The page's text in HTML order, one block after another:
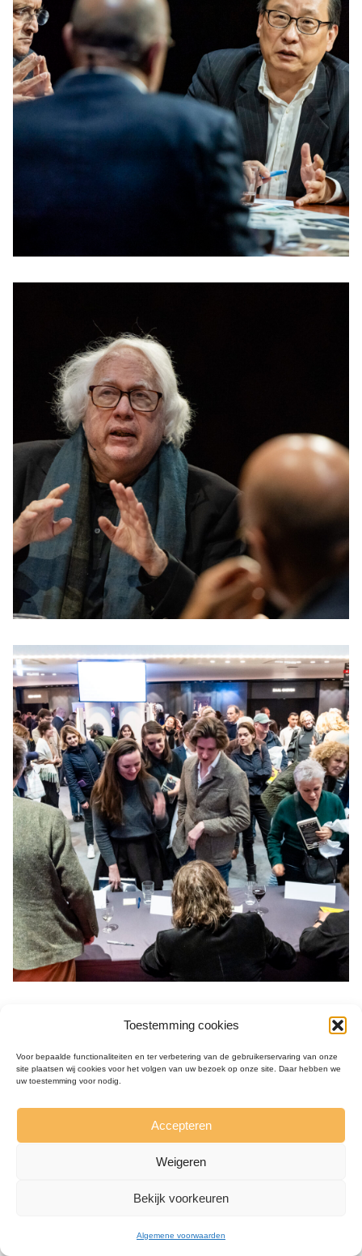
Toestemming cookies
Voor bepaalde functionaliteiten en ter verbetering van de gebruikerservaring van onze
site plaatsen wij cookies voor het volgen van uw bezoek op onze site. Daar hebben we
uw toestemming voor nodig.
Accepteren
Weigeren
Bekijk voorkeuren
Algemene voorwaarden